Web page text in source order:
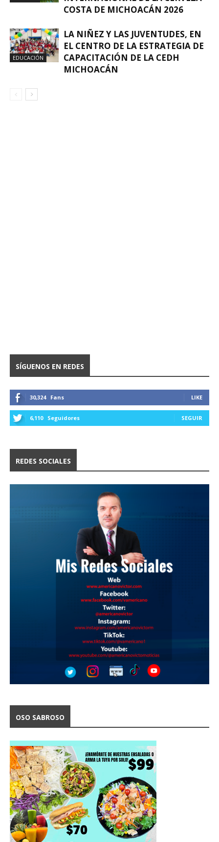
COSTA DE MICHOACÁN 2026
EDUCACIÓN
LA NIÑEZ Y LAS JUVENTUDES, EN
EL CENTRO DE LA ESTRATEGIA DE
CAPACITACIÓN DE LA CEDH
MICHOACÁN
SÍGUENOS EN REDES
30,324 Fans LIKE
6,110 Seguidores SEGUIR
REDES SOCIALES
OSO SABROSO